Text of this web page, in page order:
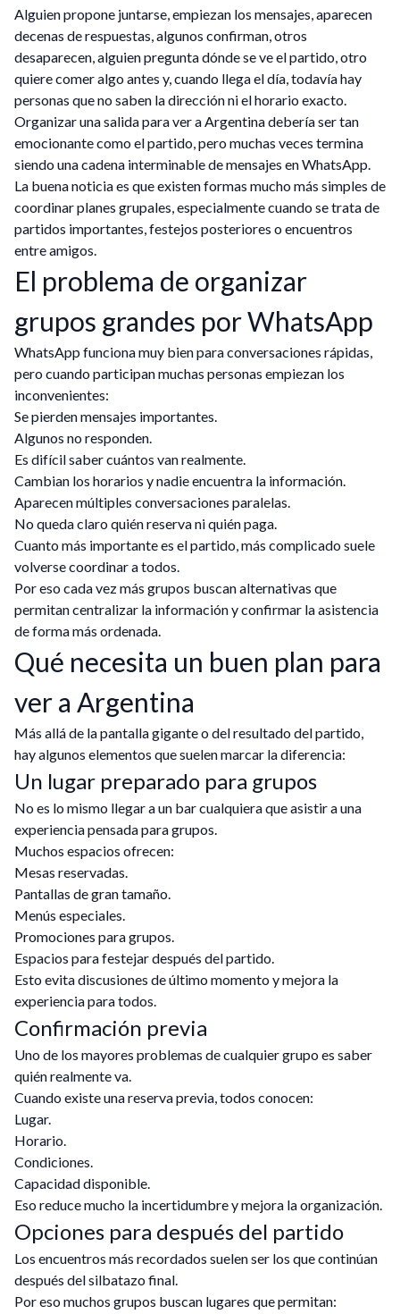
Alguien propone juntarse, empiezan los mensajes, aparecen
decenas de respuestas, algunos confirman, otros
desaparecen, alguien pregunta dónde se ve el partido, otro
quiere comer algo antes y, cuando llega el día, todavía hay
personas que no saben la dirección ni el horario exacto.
Organizar una salida para ver a Argentina debería ser tan
emocionante como el partido, pero muchas veces termina
siendo una cadena interminable de mensajes en WhatsApp.
La buena noticia es que existen formas mucho más simples de
coordinar planes grupales, especialmente cuando se trata de
partidos importantes, festejos posteriores o encuentros
entre amigos.
El problema de organizar
grupos grandes por WhatsApp
WhatsApp funciona muy bien para conversaciones rápidas,
pero cuando participan muchas personas empiezan los
inconvenientes:
Se pierden mensajes importantes.
Algunos no responden.
Es difícil saber cuántos van realmente.
Cambian los horarios y nadie encuentra la información.
Aparecen múltiples conversaciones paralelas.
No queda claro quién reserva ni quién paga.
Cuanto más importante es el partido, más complicado suele
volverse coordinar a todos.
Por eso cada vez más grupos buscan alternativas que
permitan centralizar la información y confirmar la asistencia
de forma más ordenada.
Qué necesita un buen plan para
ver a Argentina
Más allá de la pantalla gigante o del resultado del partido,
hay algunos elementos que suelen marcar la diferencia:
Un lugar preparado para grupos
No es lo mismo llegar a un bar cualquiera que asistir a una
experiencia pensada para grupos.
Muchos espacios ofrecen:
Mesas reservadas.
Pantallas de gran tamaño.
Menús especiales.
Promociones para grupos.
Espacios para festejar después del partido.
Esto evita discusiones de último momento y mejora la
experiencia para todos.
Confirmación previa
Uno de los mayores problemas de cualquier grupo es saber
quién realmente va.
Cuando existe una reserva previa, todos conocen:
Lugar.
Horario.
Condiciones.
Capacidad disponible.
Eso reduce mucho la incertidumbre y mejora la organización.
Opciones para después del partido
Los encuentros más recordados suelen ser los que continúan
después del silbatazo final.
Por eso muchos grupos buscan lugares que permitan: